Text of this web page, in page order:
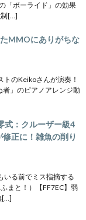
「ボーライド」の効果
制[…]
たMMOにありがちな
のKeikoさんが演奏！
」のピアノアレンジ動
式：クルーザー級4
正に！雑魚の削り
いる前でミス指摘する
まと！）【FF7EC】弱
[…]